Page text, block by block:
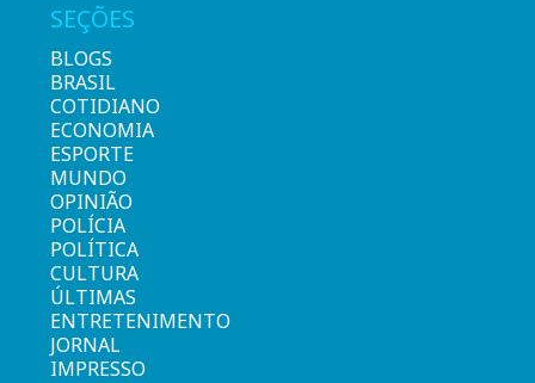
SEÇÕES
BLOGS
BRASIL
COTIDIANO
ECONOMIA
ESPORTE
MUNDO
OPINIÃO
POLÍCIA
POLÍTICA
CULTURA
ÚLTIMAS
ENTRETENIMENTO
JORNAL
IMPRESSO